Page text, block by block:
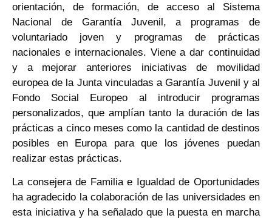
orientación, de formación, de acceso al Sistema
Nacional de Garantía Juvenil, a programas de
voluntariado joven y programas de prácticas
nacionales e internacionales. Viene a dar continuidad
y a mejorar anteriores iniciativas de movilidad
europea de la Junta vinculadas a Garantía Juvenil y al
Fondo Social Europeo al introducir programas
personalizados, que amplían tanto la duración de las
prácticas a cinco meses como la cantidad de destinos
posibles en Europa para que los jóvenes puedan
realizar estas prácticas.
La consejera de Familia e Igualdad de Oportunidades
ha agradecido la colaboración de las universidades en
esta iniciativa y ha señalado que la puesta en marcha